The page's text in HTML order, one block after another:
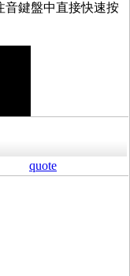
音鍵盤中直接快速按
quote